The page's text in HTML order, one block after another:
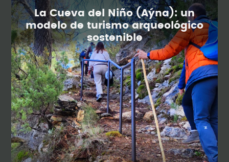
La Cueva del Niño (Aýna): un
modelo de turismo arqueológico
sostenible